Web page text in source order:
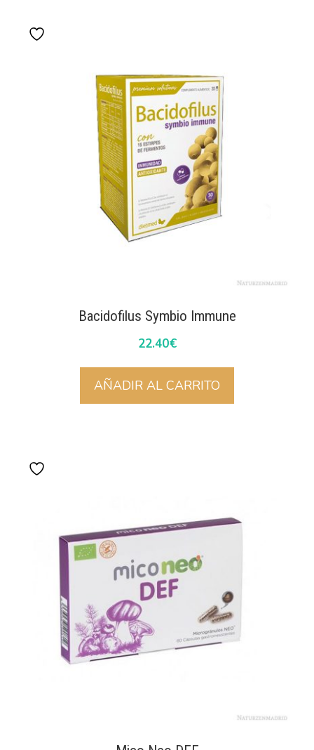
Bacidofilus Symbio Immune
22.40€
AÑADIR AL CARRITO